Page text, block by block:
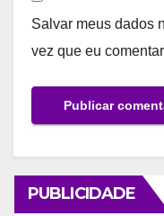
Salvar meus dados
vez que eu
PUBLICIDADE